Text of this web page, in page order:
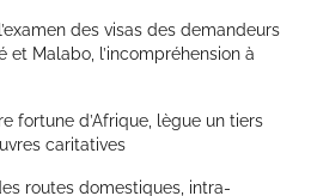
des visas des demandeurs
et Malabo, l’incompréhension à
fortune d’Afrique, lègue un tiers
caritatives
routes domestiques, intra-